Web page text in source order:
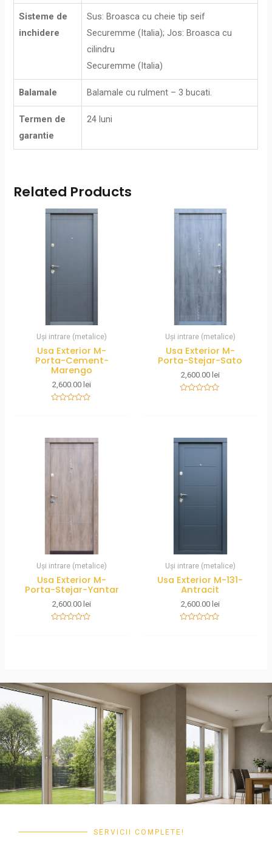
Sisteme de
inchidere
Sus: Broasca cu cheie tip seif
Securemme (Italia); Jos: Broasca cu
cilindru
Securemme (Italia)
Balamale Balamale cu rulment – 3 bucati.
Termen de
garantie
24 luni
Related Products
Uși intrare (metalice)
Usa Exterior M-
Porta-Cement-
Marengo
2,600.00 lei
5
Uși intrare (metalice)
Usa Exterior M-
Porta-Stejar-Sato
2,600.00 lei
Uși intrare (metalice)
Usa Exterior M-
Porta-Stejar-Yantar
2,600.00 lei
Uși intrare (metalice)
Usa Exterior M-131-
Antracit
2,600.00 lei
SERVICII COMPLETE!